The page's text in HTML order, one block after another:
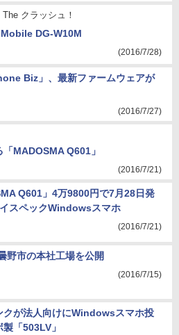
The クラッシュ！
DG-W10M
(2016/7/28)
Biz」、最新ファームウェアが
(2016/7/27)
MADOSMA Q601」
(2016/7/21)
Q601」4万9800円で7月28日発
スペックWindowsスマホ
(2016/7/21)
野市の本社工場を公開
(2016/7/15)
クが法人向けにWindowsスマホ投
「503LV」